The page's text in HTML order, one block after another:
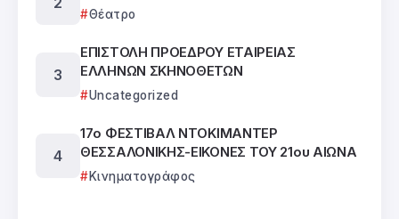
Θέατρο
ΕΠΙΣΤΟΛΗ ΠΡΟΕΔΡΟΥ ΕΤΑΙΡΕΙΑΣ
ΕΛΛΗΝΩΝ ΣΚΗΝΟΘΕΤΩΝ
Uncategorized
17ο ΦΕΣΤΙΒΑΛ ΝΤΟΚΙΜΑΝΤΕΡ
ΘΕΣΣΑΛΟΝΙΚΗΣ-ΕΙΚΟΝΕΣ ΤΟΥ 21ου ΑΙΩΝΑ
Κινηματογράφος